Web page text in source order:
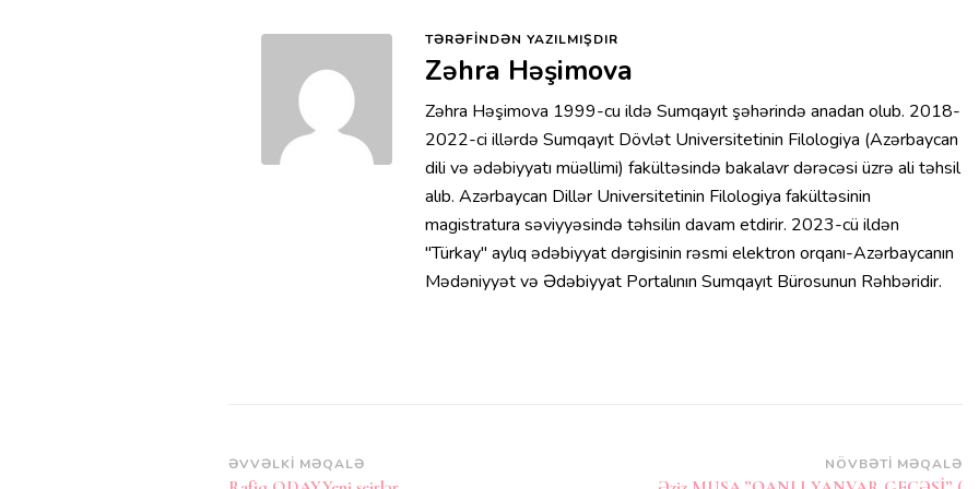
TƏRƏFINDƏN YAZILMIŞDIR
Zəhra Həşimova
Zəhra Həşimova 1999-cu ildə Sumqayıt şəhərində anadan olub. 2018-
2022-ci illərdə Sumqayıt Dövlət Universitetinin Filologiya (Azərbaycan
dili və ədəbiyyatı müəllimi) fakültəsində bakalavr dərəcəsi üzrə ali təhsil
alıb. Azərbaycan Dillər Universitetinin Filologiya fakültəsinin
magistratura səviyyəsində təhsilin davam etdirir. 2023-cü ildən
"Türkay" aylıq ədəbiyyat dərgisinin rəsmi elektron orqanı-Azərbaycanın
Mədəniyyət və Ədəbiyyat Portalının Sumqayıt Bürosunun Rəhbəridir.
Post
ƏVVƏLKI MƏQALƏ NÖVBƏTI MƏQALƏ